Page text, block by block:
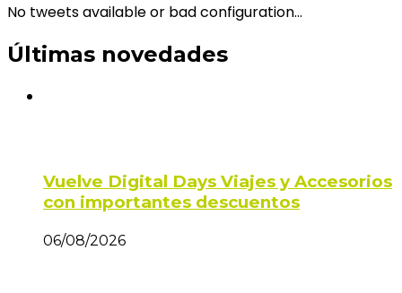
No tweets available or bad configuration...
Últimas novedades
Vuelve Digital Days Viajes y Accesorios
con importantes descuentos
06/08/2026